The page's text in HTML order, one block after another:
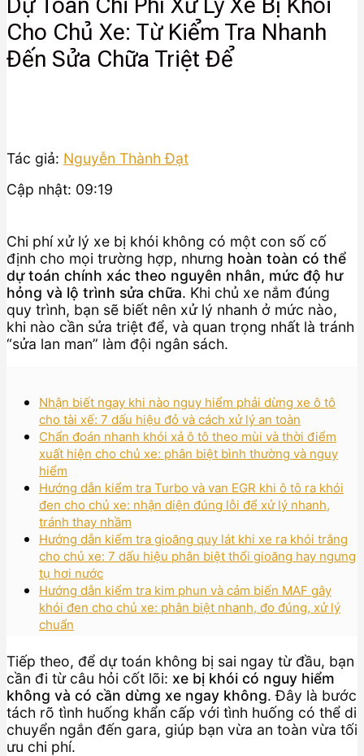
Cho Chủ Xe: Từ Kiểm Tra Nhanh
Đến Sửa Chữa Triệt Để
Tác giả: Nguyễn Thành Đạt
Cập nhật: 09:19
Chi phí xử lý xe bị khói không có một con số cố
định cho mọi trường hợp, nhưng hoàn toàn có thể
dự toán chính xác theo nguyên nhân, mức độ hư
hỏng và lộ trình sửa chữa. Khi chủ xe nắm đúng
quy trình, bạn sẽ biết nên xử lý nhanh ở mức nào,
khi nào cần sửa triệt để, và quan trọng nhất là tránh
“sửa lan man” làm đội ngân sách.
Nhận biết ngay khi nào nguy hiểm phải dừng xe ô tô
cho tài xế: 7 dấu hiệu đỏ và cách xử lý an toàn
Chẩn đoán nhanh khói xả ô tô theo mùi và thời điểm
xuất hiện cho chủ xe: phân biệt bình thường và nguy
hiểm
Hướng dẫn kiểm tra Turbo và van EGR khi ô tô ra khói
đen cho chủ xe: nhận diện đúng lỗi để xử lý nhanh,
tránh thay nhầm
Hướng dẫn kiểm tra gioăng quy lát khi xe ra khói trắng
cho chủ xe: 7 dấu hiệu phân biệt thổi gioăng hay ngưng
tụ hơi nước
Hướng dẫn kiểm tra kim phun và cảm biến MAF gây
khói đen cho chủ xe: phân biệt nhanh, đo đúng, xử lý
chuẩn
Tiếp theo, để dự toán không bị sai ngay từ đầu, bạn
cần đi từ câu hỏi cốt lõi: xe bị khói có nguy hiểm
không và có cần dừng xe ngay không. Đây là bước
tách rõ tình huống khẩn cấp với tình huống có thể di
chuyển ngắn đến gara, giúp bạn vừa an toàn vừa tối
ưu chi phí.